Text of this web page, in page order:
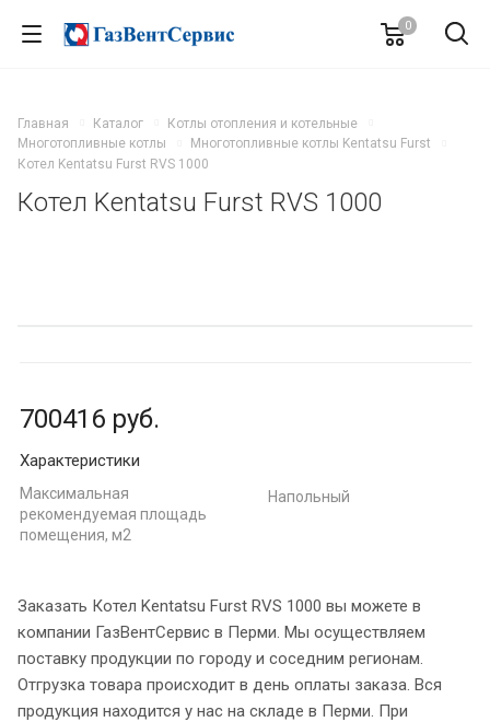
0
Главная Каталог
Котлы отопления и котельные
Многотопливные котлы
Многотопливные котлы Kentatsu Furst
Котел Kentatsu Furst RVS 1000
Котел Kentatsu Furst RVS 1000
700416 руб.
Характеристики
Максимальная
рекомендуемая площадь
помещения, м2
Напольный
Заказать Котел Kentatsu Furst RVS 1000 вы можете в
компании ГазВентСервис в Перми. Мы осуществляем
поставку продукции по городу и соседним регионам.
Отгрузка товара происходит в день оплаты заказа. Вся
продукция находится у нас на складе в Перми. При